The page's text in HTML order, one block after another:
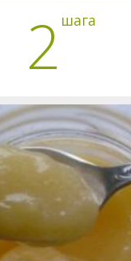
2 шага